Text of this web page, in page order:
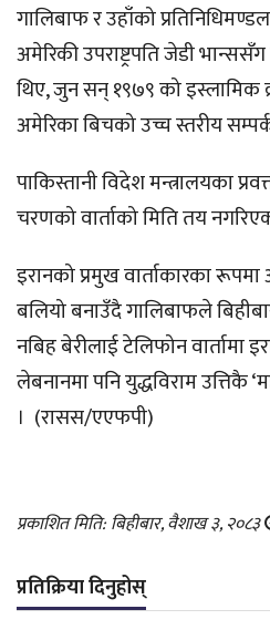
गालिबाफ र उहाँको
अमेरिकी उपराष्ट्रपति जेडी
थिए, जुन सन् १९७९ को इस्लामिक
अमेरिका बिचको उच्च स्तरीय
पाकिस्तानी विदेश मन्त्रालयका
चरणको वार्ताको मिति तय
इरानको प्रमुख वार्ताकारका
बलियो बनाउँदै गालिबाफले
नबिह बेरीलाई टेलिफोन वार्तामा
लेबनानमा पनि युद्धविराम उत्तिकै
। (रासस/एएफपी)
प्रकाशित मिति: बिहीबार, वैशाख ३, २०८३
प्रतिक्रिया दिनुहोस्